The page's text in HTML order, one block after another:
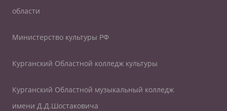
области
Министерство культуры РФ
Курганский Областной колледж культуры
Курганский Областной музыкальный колледж
имени Д.Д.Шостаковича